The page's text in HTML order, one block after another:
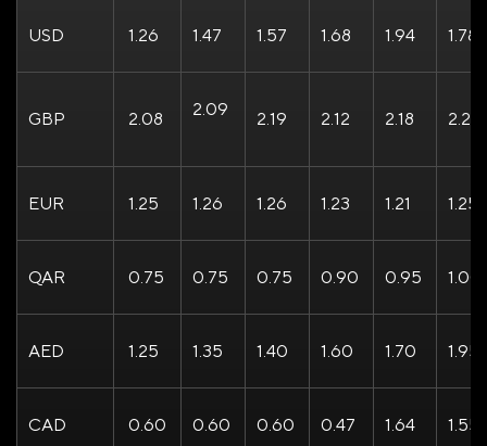
USD 1.26 1.47 1.57 1.68 1.94 1.78
GBP 2.08 2.09 2.19 2.12 2.18 2.20
EUR 1.25 1.26 1.26 1.23 1.21 1.25
QAR 0.75 0.75 0.75 0.90 0.95 1.00
AED 1.25 1.35 1.40 1.60 1.70 1.95
CAD 0.60 0.60 0.60 0.47 1.64 1.55